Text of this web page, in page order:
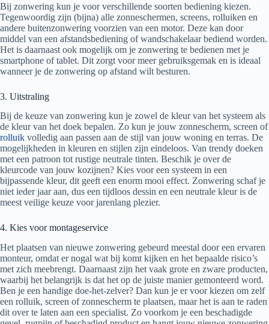
Bij zonwering kun je voor verschillende soorten bediening kiezen.
Tegenwoordig zijn (bijna) alle zonneschermen, screens, rolluiken en
andere buitenzonwering voorzien van een motor. Deze kan door
middel van een afstandsbediening of wandschakelaar bediend worden.
Het is daarnaast ook mogelijk om je zonwering te bedienen met je
smartphone of tablet. Dit zorgt voor meer gebruiksgemak en is ideaal
wanneer je de zonwering op afstand wilt besturen.
3. Uitstraling
Bij de keuze van zonwering kun je zowel de kleur van het systeem als
de kleur van het doek bepalen. Zo kun je jouw zonnescherm, screen of
rolluik volledig aan passen aan de stijl van jouw woning en terras. De
mogelijkheden in kleuren en stijlen zijn eindeloos. Van trendy doeken
met een patroon tot rustige neutrale tinten. Beschik je over de
kleurcode van jouw kozijnen? Kies voor een systeem in een
bijpassende kleur, dit geeft een enorm mooi effect. Zonwering schaf je
niet ieder jaar aan, dus een tijdloos dessin en een neutrale kleur is de
meest veilige keuze voor jarenlang plezier.
4. Kies voor montageservice
Het plaatsen van nieuwe zonwering gebeurd meestal door een ervaren
monteur, omdat er nogal wat bij komt kijken en het bepaalde risico’s
met zich meebrengt. Daarnaast zijn het vaak grote en zware producten,
waarbij het belangrijk is dat het op de juiste manier gemonteerd word.
Ben je een handige doe-het-zelver? Dan kun je er voor kiezen om zelf
een rolluik, screen of zonnescherm te plaatsen, maar het is aan te raden
dit over te laten aan een specialist. Zo voorkom je een beschadigde